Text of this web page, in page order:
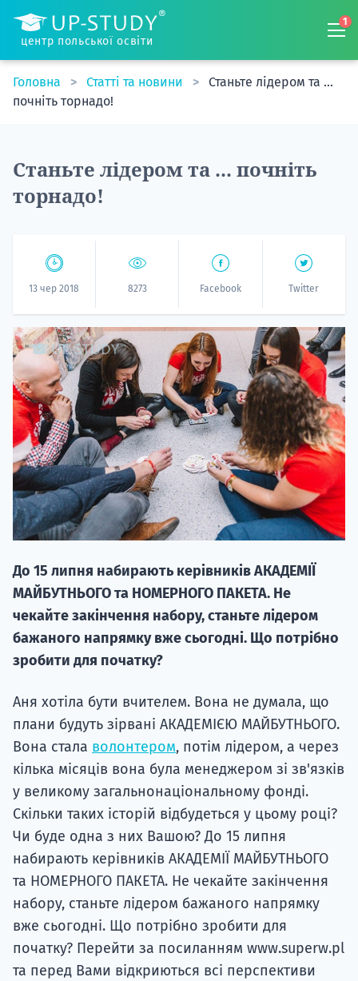
центр польської освіти
1
Головна Статті та новини
Станьте лідером та ...
почніть торнадо!
Станьте лідером та ... почніть
торнадо!
13 чер 2018 8273 Facebook Twitter
До 15 липня набирають керівників АКАДЕМІЇ
МАЙБУТНЬОГО та НОМЕРНОГО ПАКЕТА. Не
чекайте закінчення набору, станьте лідером
бажаного напрямку вже сьогодні. Що потрібно
зробити для початку?
Аня хотіла бути вчителем. Вона не думала, що
плани будуть зірвані АКАДЕМІЄЮ МАЙБУТНЬОГО.
Вона стала волонтером, потім лідером, а через
кілька місяців вона була менеджером зі зв'язків
у великому загальнонаціональному фонді.
Скільки таких історій відбудеться у цьому році?
Чи буде одна з них Вашою? До 15 липня
набирають керівників АКАДЕМІЇ МАЙБУТНЬОГО
та НОМЕРНОГО ПАКЕТА. Не чекайте закінчення
набору, станьте лідером бажаного напрямку
вже сьогодні. Що потрібно зробити для
початку? Перейти за посиланням www.superw.pl
та перед Вами відкриються всі перспективи
НАБІР
вступ на